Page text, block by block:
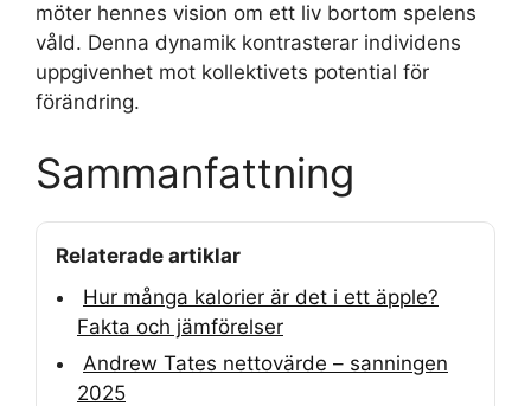
möter hennes vision om ett liv bortom spelens
våld. Denna dynamik kontrasterar individens
uppgivenhet mot kollektivets potential för
förändring.
Sammanfattning
Relaterade artiklar
Hur många kalorier är det i ett äpple?
Fakta och jämförelser
Andrew Tates nettovärde – sanningen
2025